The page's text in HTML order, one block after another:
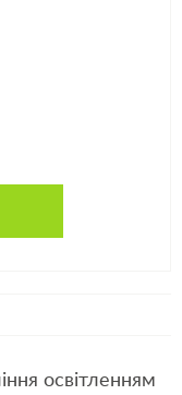
освітленням